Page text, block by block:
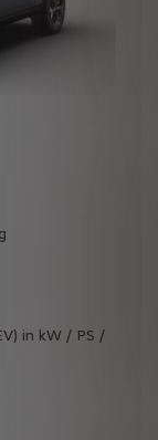
in kW / PS /